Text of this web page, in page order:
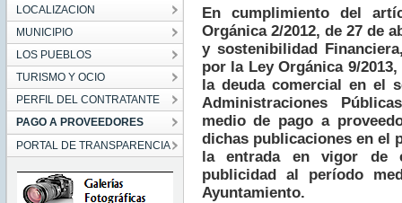
LOCALIZACION
MUNICIPIO
LOS PUEBLOS
TURISMO Y OCIO
PERFIL DEL CONTRATANTE
PAGO A PROVEEDORES
PORTAL DE TRANSPARENCIA
En cumplimiento del
Orgánica 2/2012, de 27 de
y sostenibilidad
por la Ley Orgánica 9/
la deuda comercial en el
Administraciones
medio de pago a
dichas publicaciones en el
la entrada en vigor de
publicidad al período
Ayuntamiento.